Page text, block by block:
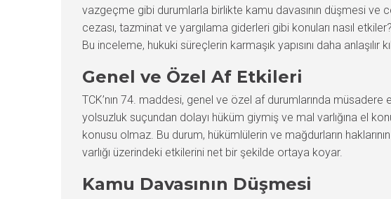
vazgeçme gibi durumlarla birlikte kamu davasının düşmesi ve
cezası, tazminat ve yargılama giderleri gibi konuları nasıl
Bu inceleme, hukuki süreçlerin karmaşık yapısını daha anlaşılır
Genel ve Özel Af Etkileri
TCK’nın 74. maddesi, genel ve özel af durumlarında müsadere
yolsuzluk suçundan dolayı hüküm giymiş ve mal varlığına el
konusu olmaz. Bu durum, hükümlülerin ve mağdurların
varlığı üzerindeki etkilerini net bir şekilde ortaya koyar.
Kamu Davasının Düşmesi